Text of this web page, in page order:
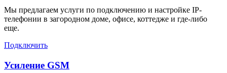
Мы предлагаем услуги по подключению и настройке IP-
телефонии в загородном доме, офисе, коттедже и где-либо
еще.
Подключить
Усиление GSM